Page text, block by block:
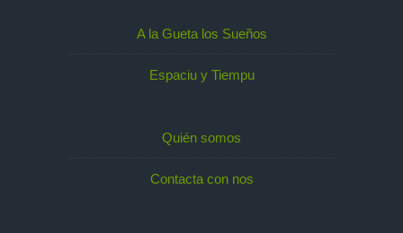
A la Gueta los Sueños
Espaciu y Tiempu
Quién somos
Contacta con nos